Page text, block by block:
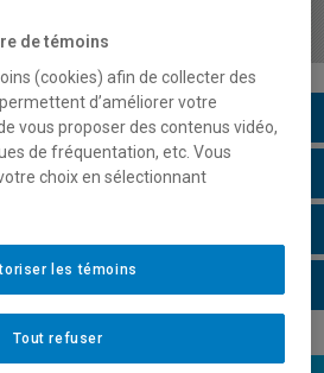
de témoins
(cookies) afin de collecter des
d’améliorer votre
vous proposer des contenus vidéo,
de fréquentation, etc. Vous
choix en sélectionnant
Tout refuser
les témoins